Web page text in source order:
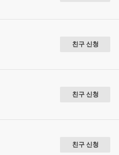
친구 신청
친구 신청
친구 신청